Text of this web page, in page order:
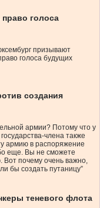
голоса
призывают
голоса будущих
создания
армии? Потому что у
члена также
армию в распоряжение
еще. Вы не сможете
почему очень важно,
бы создать путаницу”
теневого флота